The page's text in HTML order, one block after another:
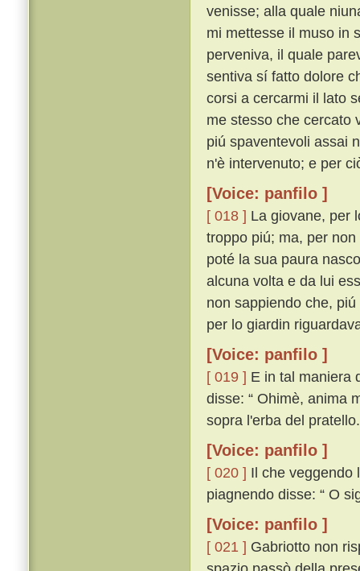
venisse; alla quale
mi mettesse il muso in
perveniva, il quale
sentiva sí fatto dolore
corsi a cercarmi il lato
me stesso che cercato
piú spaventevoli assai
n'è intervenuto; e per
[Voice: panfilo ]
[ 018 ] La giovane, per
troppo piú; ma, per
poté la sua paura
alcuna volta e da lui
non sappiendo che,
per lo giardin
[Voice: panfilo ]
[ 019 ] E in tal maniera
disse: “ Ohimè, anima
sopra l'erba del pratello.
[Voice: panfilo ]
[ 020 ] Il che veggendo
piagnendo disse: “ O
[Voice: panfilo ]
[ 021 ] Gabriotto non